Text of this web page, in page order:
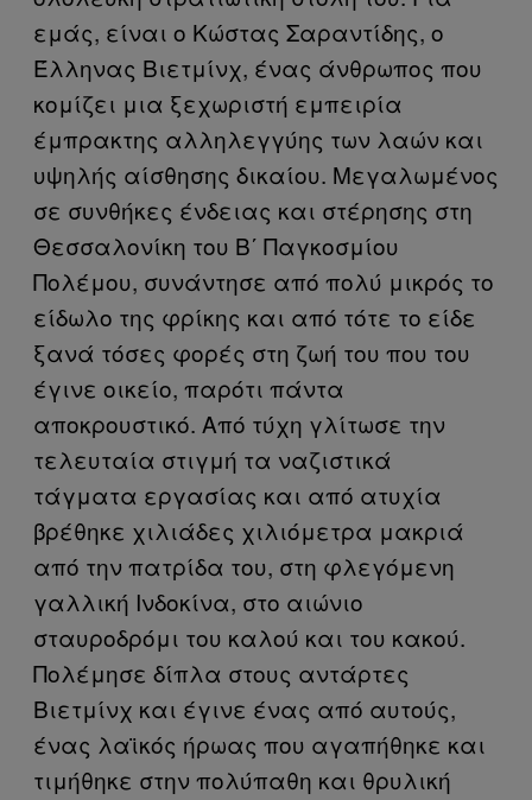
εμάς, είναι ο Κώστας Σαραντίδης, ο
Έλληνας Βιετμίνχ, ένας άνθρωπος που
κομίζει μια ξεχωριστή εμπειρία
έμπρακτης αλληλεγγύης των λαών και
υψηλής αίσθησης δικαίου. Μεγαλωμένος
σε συνθήκες ένδειας και στέρησης στη
Θεσσαλονίκη του Β΄ Παγκοσμίου
Πολέμου, συνάντησε από πολύ μικρός το
είδωλο της φρίκης και από τότε το είδε
ξανά τόσες φορές στη ζωή του που του
έγινε οικείο, παρότι πάντα
αποκρουστικό. Από τύχη γλίτωσε την
τελευταία στιγμή τα ναζιστικά
τάγματα εργασίας και από ατυχία
βρέθηκε χιλιάδες χιλιόμετρα μακριά
από την πατρίδα του, στη φλεγόμενη
γαλλική Ινδοκίνα, στο αιώνιο
σταυροδρόμι του καλού και του κακού.
Πολέμησε δίπλα στους αντάρτες
Βιετμίνχ και έγινε ένας από αυτούς,
ένας λαϊκός ήρωας που αγαπήθηκε και
τιμήθηκε στην πολύπαθη και θρυλική